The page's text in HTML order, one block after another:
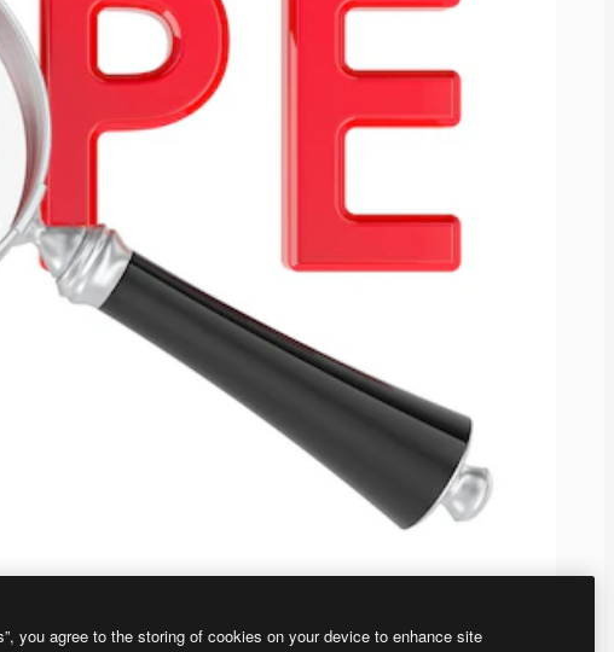
you agree to the storing of cookies on your device to enhance site